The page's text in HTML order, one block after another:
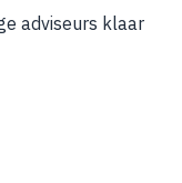
adviseurs klaar